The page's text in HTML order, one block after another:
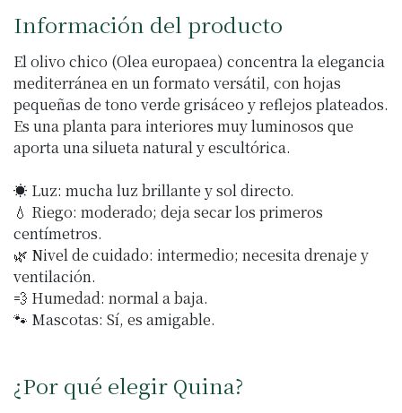
Información del producto
El olivo chico (Olea europaea) concentra la elegancia
mediterránea en un formato versátil, con hojas
pequeñas de tono verde grisáceo y reflejos plateados.
Es una planta para interiores muy luminosos que
aporta una silueta natural y escultórica.
☀️ Luz: mucha luz brillante y sol directo.
💧 Riego: moderado; deja secar los primeros
centímetros.
🌿 Nivel de cuidado: intermedio; necesita drenaje y
ventilación.
💨 Humedad: normal a baja.
🐾 Mascotas: Sí, es amigable.
¿Por qué elegir Quina?